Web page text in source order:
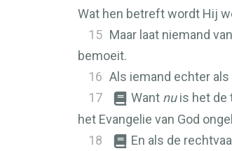
Wat hen betreft wordt Hij
15 Maar laat niemand
bemoeit.
16 Als iemand echter
17
Want nuis het de
het Evangelie van God
18
En als de